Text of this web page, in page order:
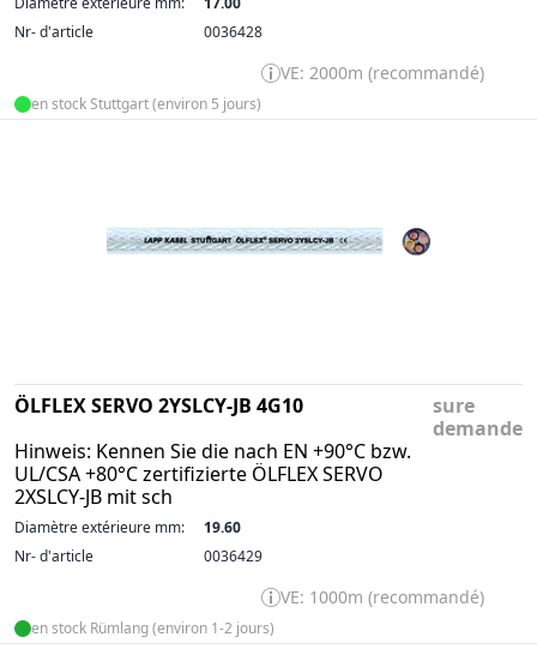
Nr- d'article
0036428
VE: 2000m (recommandé)
en stock Stuttgart (environ 5 jours)
ÖLFLEX SERVO 2YSLCY-JB 4G10
Hinweis: Kennen Sie die nach EN +90°C bzw.
UL/CSA +80°C zertifizierte ÖLFLEX SERVO
2XSLCY-JB mit sch
sure
demande
Diamètre extérieure mm:
19.60
Nr- d'article
0036429
VE: 1000m (recommandé)
en stock Rümlang (environ 1-2 jours)